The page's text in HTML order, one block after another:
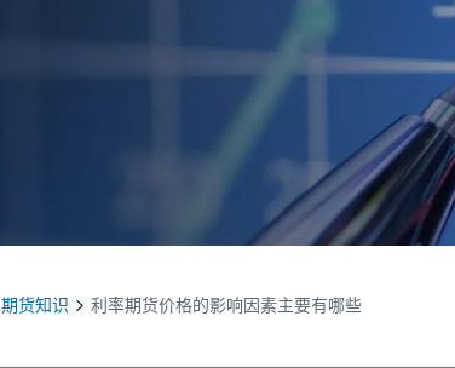
期货知识 利率期货价格的影响因素主要有哪些